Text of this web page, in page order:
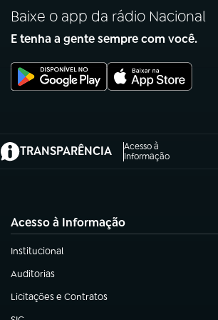
Baixe o app da rádio Nacional
E tenha a gente sempre com você.
TRANSPARÊNCIA
Acesso à
Informação
(abre em nova aba)
Acesso à Informação
Institucional
(abre em nova aba)
Auditorias
(abre em nova aba)
Licitações e Contratos
(abre em nova aba)